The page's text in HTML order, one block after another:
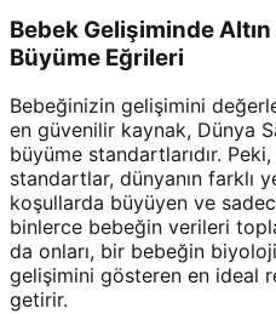
Bebek Gelişiminde
Büyüme Eğrileri
Bebeğinizin gelişimini
en güvenilir kaynak, Dünya
büyüme standartlarıdır.
standartlar, dünyanın farklı
koşullarda büyüyen ve
binlerce bebeğin verileri
da onları, bir bebeğin
gelişimini gösteren en ideal
getirir.